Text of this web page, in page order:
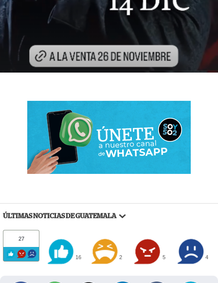
ÚLTIMAS NOTICIAS DE GUATEMALA
27
16 2 5 4